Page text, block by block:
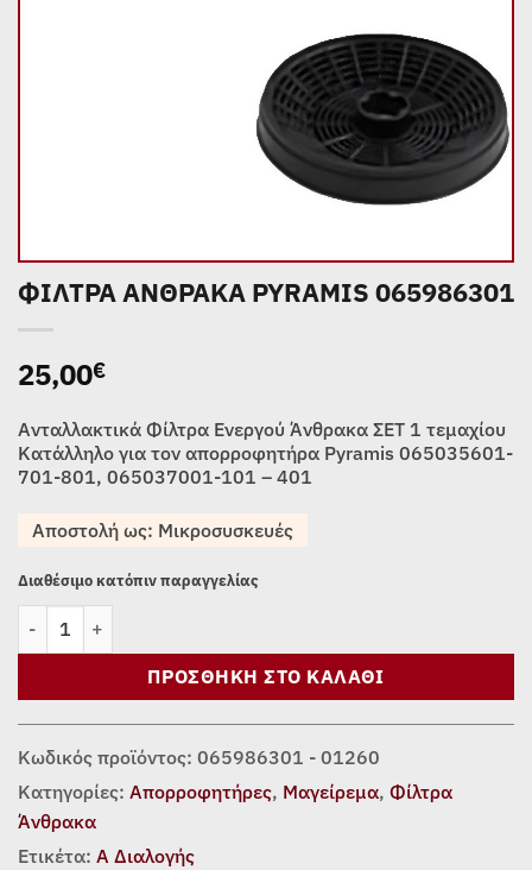
ΦΙΛΤΡΑ ΑΝΘΡΑΚΑ PYRAMIS 065986301
25,00€
Ανταλλακτικά Φίλτρα Ενεργού Άνθρακα ΣΕΤ 1 τεμαχίου
Κατάλληλο για τον απορροφητήρα Pyramis 065035601-
701-801, 065037001-101 – 401
Αποστολή ως: Μικροσυσκευές
Διαθέσιμο κατόπιν παραγγελίας
ΦΙΛΤΡΑ ΑΝΘΡΑΚΑ PYRAMIS 065986301 ποσότητα
ΠΡΟΣΘΉΚΗ ΣΤΟ ΚΑΛΆΘΙ
Κωδικός προϊόντος: 065986301 - 01260
Κατηγορίες: Απορροφητήρες, Μαγείρεμα, Φίλτρα
Άνθρακα
Ετικέτα: Α Διαλογής